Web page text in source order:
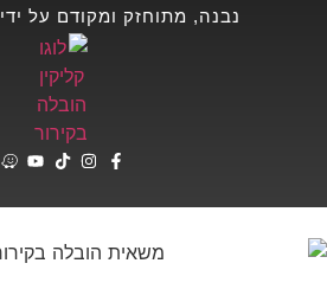
נבנה, מתוחזק ומקודם על ידי CLICKIN360